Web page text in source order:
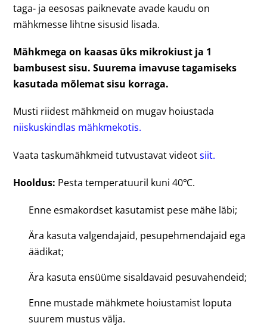
taga- ja eesosas paiknevate avade kaudu on
mähkmesse lihtne sisusid lisada.
Mähkmega on kaasas üks mikrokiust ja 1
bambusest sisu. Suurema imavuse tagamiseks
kasutada mõlemat sisu korraga.
Musti riidest mähkmeid on mugav hoiustada
niiskuskindlas mähkmekotis.
Vaata taskumähkmeid tutvustavat videotsiit.
Hooldus: Pesta temperatuuril kuni 40℃.
Enne esmakordset kasutamist pese mähe läbi;
Ära kasuta valgendajaid, pesupehmendajaid ega
äädikat;
Ära kasuta ensüüme sisaldavaid pesuvahendeid;
Enne mustade mähkmete hoiustamist loputa
suurem mustus välja.